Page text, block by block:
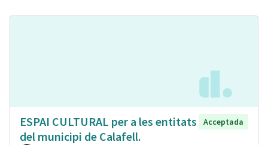
ESPAI CULTURAL per a les entitats
del municipi de Calafell.
Acceptada